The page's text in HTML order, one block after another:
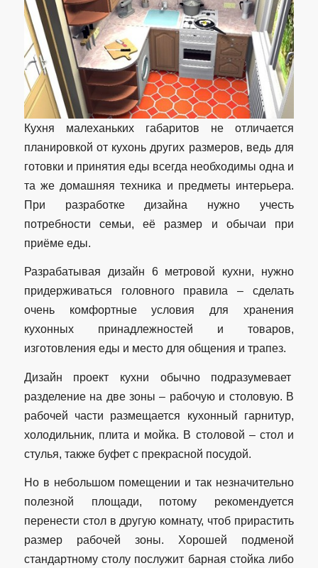
Кухня малеханьких габаритов не отличается
планировкой от кухонь других размеров, ведь для
готовки и принятия еды всегда необходимы одна и
та же домашняя техника и предметы интерьера.
При разработке дизайна нужно учесть
потребности семьи, её размер и обычаи при
приёме еды.
Разрабатывая дизайн 6 метровой кухни, нужно
придерживаться головного правила – сделать
очень комфортные условия для хранения
кухонных принадлежностей и товаров,
изготовления еды и место для общения и трапез.
Дизайн проект кухни обычно подразумевает
разделение на две зоны – рабочую и столовую. В
рабочей части размещается кухонный гарнитур,
холодильник, плита и мойка. В столовой – стол и
стулья, также буфет с прекрасной посудой.
Но в небольшом помещении и так незначительно
полезной площади, потому рекомендуется
перенести стол в другую комнату, чтоб прирастить
размер рабочей зоны. Хорошей подменой
стандартному столу послужит барная стойка либо